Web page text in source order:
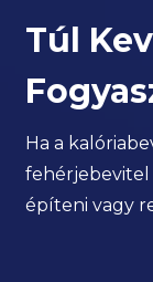
Túl
Ha a
építeni vagy